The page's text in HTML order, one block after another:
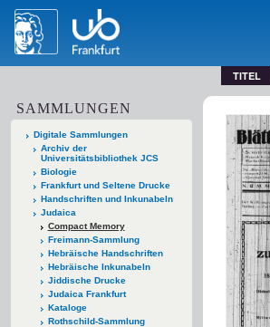
TITEL
SAMMLUNGEN
Digitale Sammlungen
Archiv der
Universitätsbibliothek JCS
Biologie
Frankfurt und Seltene Drucke
Handschriften und Inkunabeln
Judaica
Compact Memory
Freimann-Sammlung
Hebräische Handschriften
Hebräische Inkunabeln
Jiddische Drucke
Judaica Frankfurt
Kataloge
Rothschild-Sammlung